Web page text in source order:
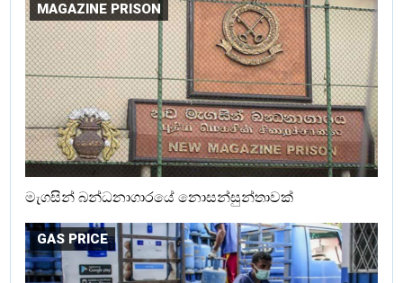
MAGAZINE PRISON
මැගසින් බන්ධනාගාරයේ නොසන්සුන්තාවක්
GAS PRICE